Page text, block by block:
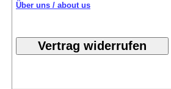
Über uns / about us